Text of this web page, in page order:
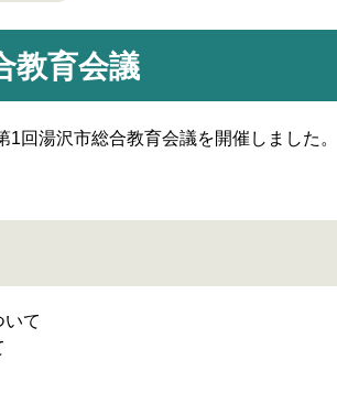
教育会議
回湯沢市総合教育会議を開催しました。
いて